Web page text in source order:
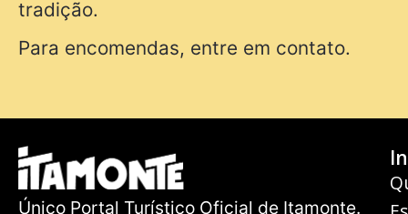
tradição.
Para encomendas, entre em contato.
Único Portal Turístico Oficial de Itamonte.